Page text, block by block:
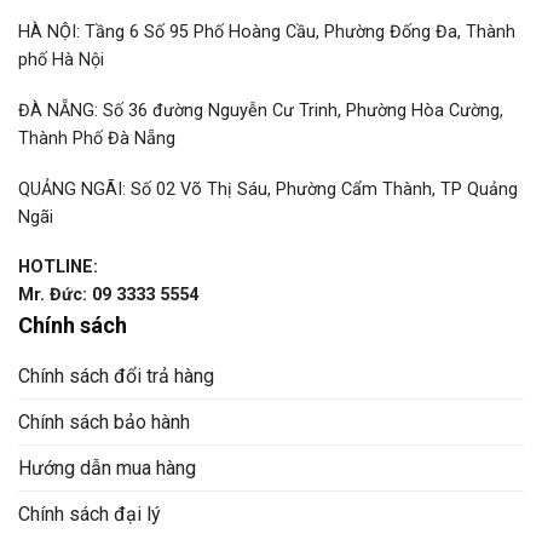
HÀ NỘI: Tầng 6 Số 95 Phố Hoàng Cầu, Phường Đống Đa, Thành
phố Hà Nội
ĐÀ NẴNG: Số 36 đường Nguyễn Cư Trinh, Phường Hòa Cường,
Thành Phố Đà Nẵng
QUẢNG NGÃI: Số 02 Võ Thị Sáu, Phường Cẩm Thành, TP Quảng
Ngãi
HOTLINE:
Mr. Đức: 09 3333 5554
Chính sách
Chính sách đổi trả hàng
Chính sách bảo hành
Hướng dẫn mua hàng
Chính sách đại lý